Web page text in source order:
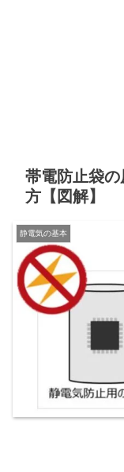
帯電防止袋
方【図解】
静電気の基本